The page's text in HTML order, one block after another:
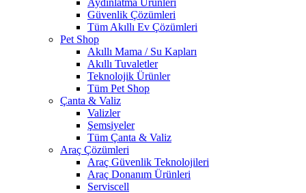
Aydınlatma Ürünleri
Güvenlik Çözümleri
Tüm Akıllı Ev Çözümleri
Pet Shop
Akıllı Mama / Su Kapları
Akıllı Tuvaletler
Teknolojik Ürünler
Tüm Pet Shop
Çanta & Valiz
Valizler
Şemsiyeler
Tüm Çanta & Valiz
Araç Çözümleri
Araç Güvenlik Teknolojileri
Araç Donanım Ürünleri
Serviscell